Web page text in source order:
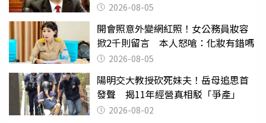
2026-08-05
開會照意外變網紅照！女公務員妝容
掀2千則留言 本人怒嗆：化妝有錯嗎
2026-08-05
陽明交大教授砍死妹夫！岳母追思首
發聲 揭11年經營真相駁「爭產」
2026-08-02